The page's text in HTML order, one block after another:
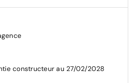
constructeur au 27/02/2028